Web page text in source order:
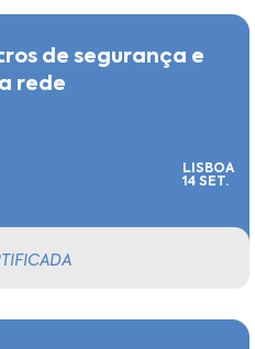
de segurança e
rede
LISBOA
14 SET.